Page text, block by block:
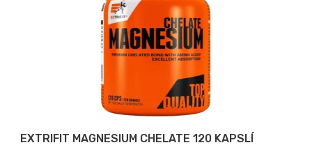
EXTRIFIT MAGNESIUM CHELATE 120 KAPSLÍ